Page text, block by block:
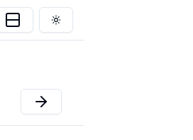
Toggle theme